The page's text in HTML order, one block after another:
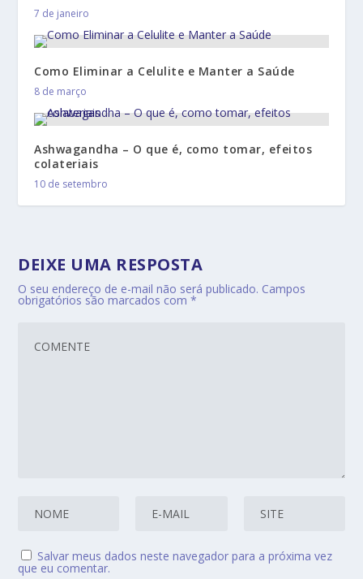
7 de janeiro
Como Eliminar a Celulite e Manter a Saúde
8 de março
Ashwagandha – O que é, como tomar, efeitos
colateriais
10 de setembro
DEIXE UMA RESPOSTA
O seu endereço de e-mail não será publicado. Campos
obrigatórios são marcados com*
Salvar meus dados neste navegador para a próxima vez
que eu comentar.